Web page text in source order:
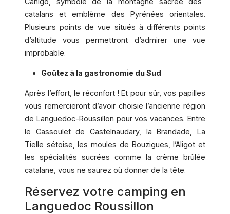
catalans et emblème des Pyrénées orientales.
Plusieurs points de vue situés à différents points
d’altitude vous permettront d’admirer une vue
improbable.
Goûtez à la gastronomie du Sud
Après l’effort, le réconfort ! Et pour sûr, vos papilles
vous remercieront d’avoir choisie l’ancienne région
de Languedoc-Roussillon pour vos vacances. Entre
le Cassoulet de Castelnaudary, la Brandade, La
Tielle sétoise, les moules de Bouzigues, l’Aligot et
les spécialités sucrées comme la crème brûlée
catalane, vous ne saurez où donner de la tête.
Réservez votre camping en
Languedoc Roussillon